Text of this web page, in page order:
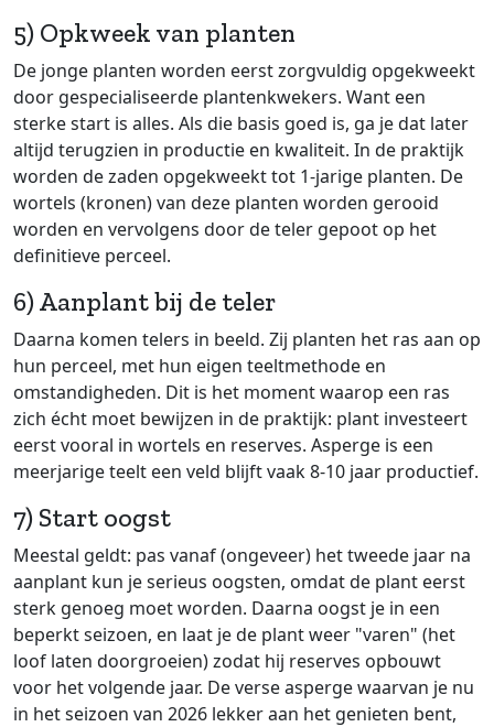
5) Opkweek van planten
De jonge planten worden eerst zorgvuldig opgekweekt
door gespecialiseerde plantenkwekers. Want een
sterke start is alles. Als die basis goed is, ga je dat later
altijd terugzien in productie en kwaliteit. In de praktijk
worden de zaden opgekweekt tot 1-jarige planten. De
wortels (kronen) van deze planten worden gerooid
worden en vervolgens door de teler gepoot op het
definitieve perceel.
6) Aanplant bij de teler
Daarna komen telers in beeld. Zij planten het ras aan op
hun perceel, met hun eigen teeltmethode en
omstandigheden. Dit is het moment waarop een ras
zich écht moet bewijzen in de praktijk: plant investeert
eerst vooral in wortels en reserves. Asperge is een
meerjarige teelt een veld blijft vaak 8-10 jaar productief.
7) Start oogst
Meestal geldt: pas vanaf (ongeveer) het tweede jaar na
aanplant kun je serieus oogsten, omdat de plant eerst
sterk genoeg moet worden. Daarna oogst je in een
beperkt seizoen, en laat je de plant weer "varen" (het
loof laten doorgroeien) zodat hij reserves opbouwt
voor het volgende jaar. De verse asperge waarvan je nu
in het seizoen van 2026 lekker aan het genieten bent,